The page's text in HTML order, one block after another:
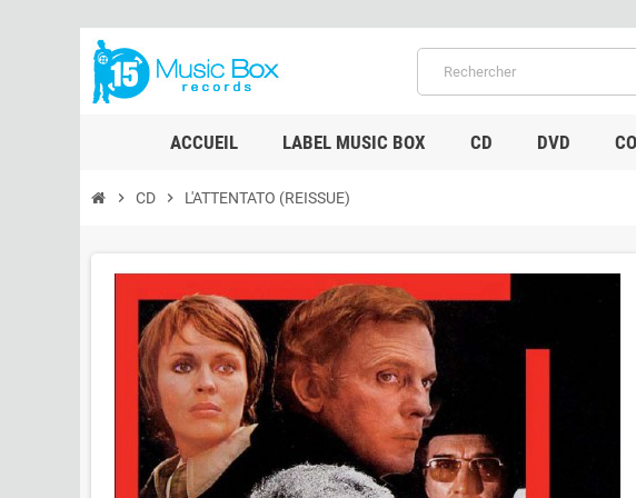
ACCUEIL LABEL MUSIC BOX CD DVD
chevron_right CD chevron_right L'ATTENTATO (REISSUE)